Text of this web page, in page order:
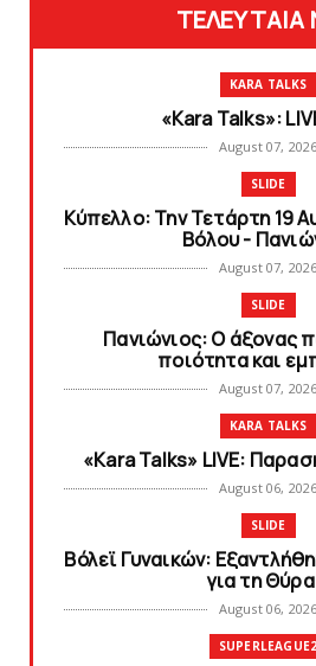
ΤΕΛΕΥΤΑΙΑ
KARA TALKS
«Kara Talks»:
August 07, 2026
SLIDE
Κύπελλο: Την Τετάρτη 19
Βόλου -
August 07, 2026
SLIDE
Πανιώνιος: O άξονας
ποιότητα και
August 07, 2026
KARA TALKS
«Kara Talks» LIVE:
August 06, 2026
SLIDE
Bόλεϊ Γυναικών:
για τη
August 06, 2026
SUPERLEAGUE2